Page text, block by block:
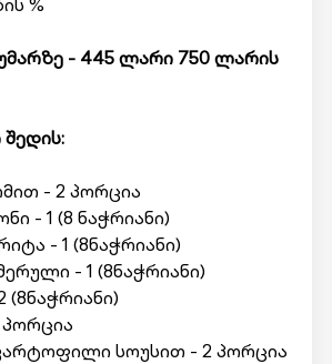
- 445 ლარი 750ლარის
- 2 პორცია
- 1 (8 ნაჭრიანი)
- 1 (8ნაჭრიანი)
- 1 (8ნაჭრიანი)
პორცია
სოუსით - 2 პორცია